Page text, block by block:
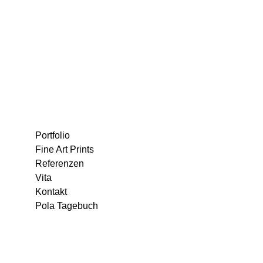
Portfolio
Fine Art Prints
Referenzen
Vita
Kontakt
Pola Tagebuch